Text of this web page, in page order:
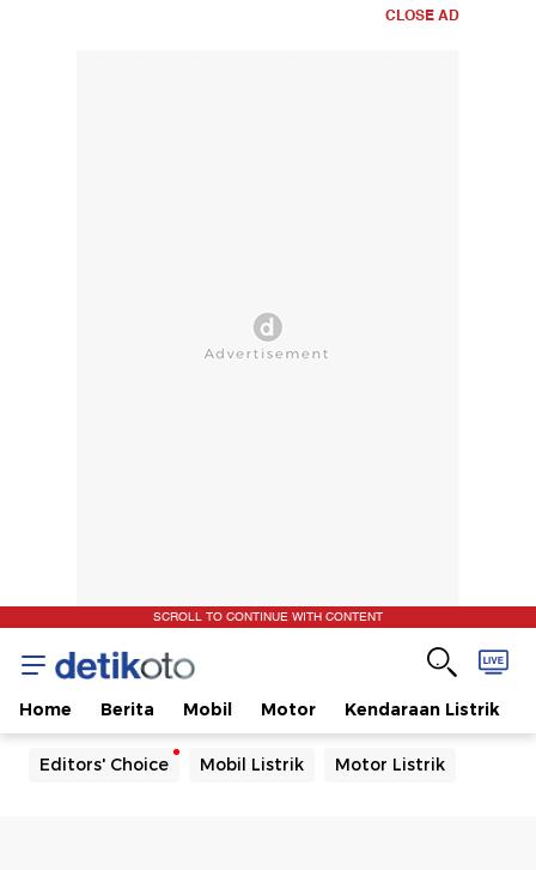
CLOSE AD
SCROLL TO CONTINUE WITH CONTENT
Home Berita Mobil Motor Kendaraan Listrik
Editors' Choice Mobil Listrik Motor Listrik